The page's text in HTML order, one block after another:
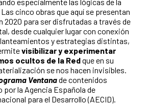
cinco obras que aquí se presentan
2020 para ser disfrutadas a través de
desde cualquier lugar con conexión
y estrategias distintas,
visibilizar y experimentar
ocultos de la Redque en su
se nos hacen invisibles.
Ventanade contenidos
la Agencia Española de
para el Desarrollo (AECID).